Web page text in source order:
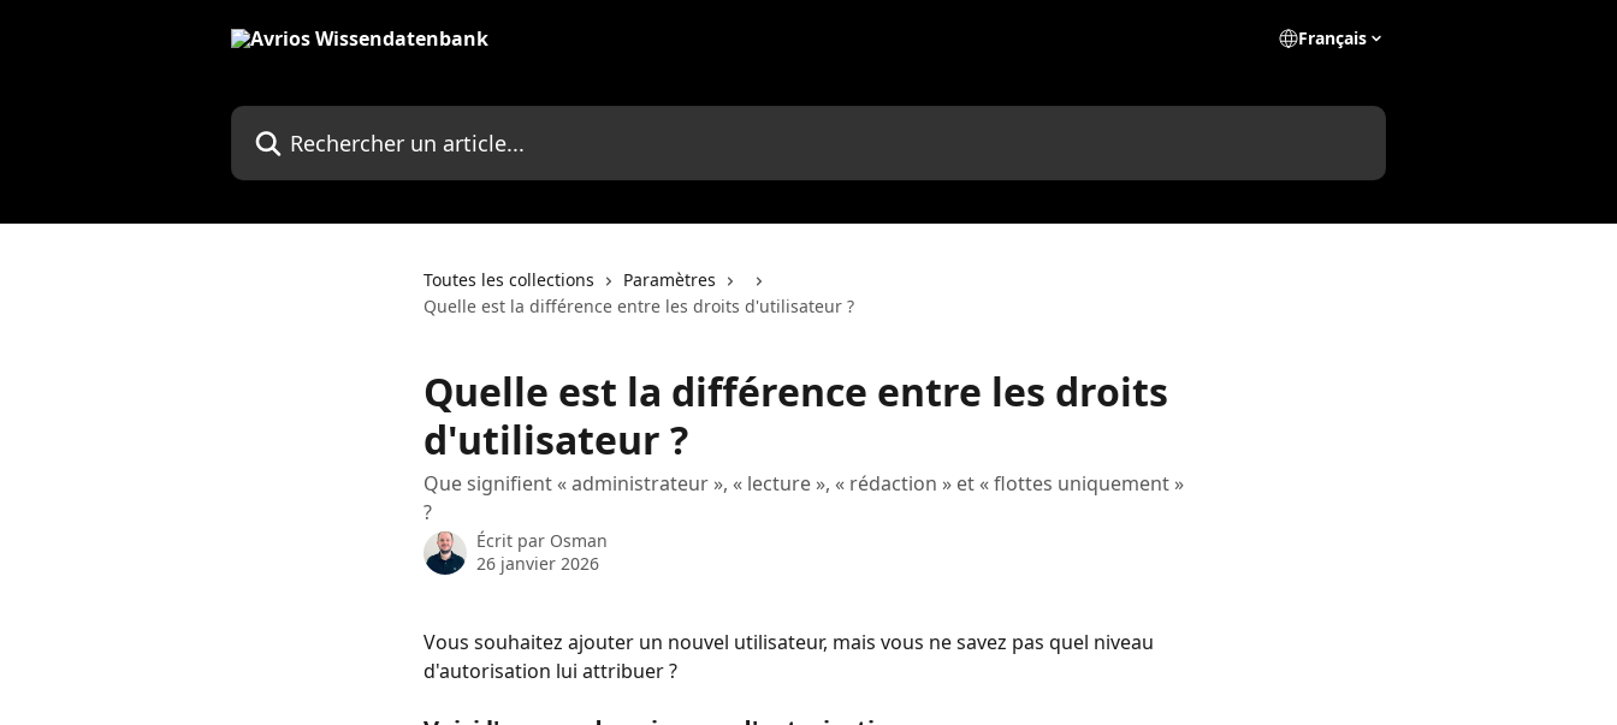
Français
Rechercher un article...
Toutes les collections
Paramètres
Quelle est la différence entre les droits d'utilisateur ?
Quelle est la différence entre les droits
d'utilisateur ?
Que signifient « administrateur », « lecture », « rédaction » et « flottes uniquement »
?
Écrit par Osman
26 janvier 2026
Vous souhaitez ajouter un nouvel utilisateur, mais vous ne savez pas quel niveau
d'autorisation lui attribuer ?